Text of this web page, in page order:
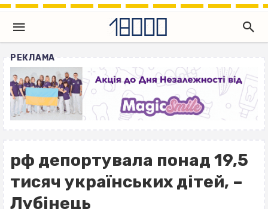
РЕКЛАМА
рф депортувала понад 19,5
тисяч українських дітей, –
Лубінець